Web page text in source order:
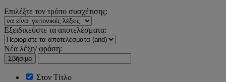
Επιλέξτε τον τρόπο συσχέτισης:
Εξειδικεύστε τα αποτελέσματα:
Νέα λέξη/ φράση:
Σβήσιμο
Στον Τίτλο